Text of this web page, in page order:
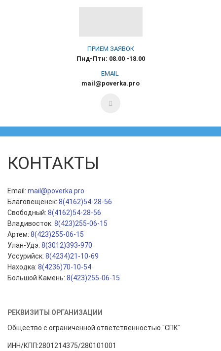
ПРИЕМ ЗАЯВОК
Пнд-Птн: 08.00 -18.00
EMAIL
mail@poverka.pro
КОНТАКТЫ
Email: mail@poverka.pro
Благовещенск: 8(4162)54-28-56
Свободный: 8(4162)54-28-56
Владивосток: 8(423)255-06-15
Артем: 8(423)255-06-15
Улан-Удэ: 8(3012)393-970
Уссурийск: 8(4234)21-10-69
Находка: 8(4236)70-10-54
Большой Камень: 8(423)255-06-15
РЕКВИЗИТЫ ОРГАНИЗАЦИИ
Общество с ограниченной ответственностью "СПК"
ИНН/КПП:2801214375/280101001